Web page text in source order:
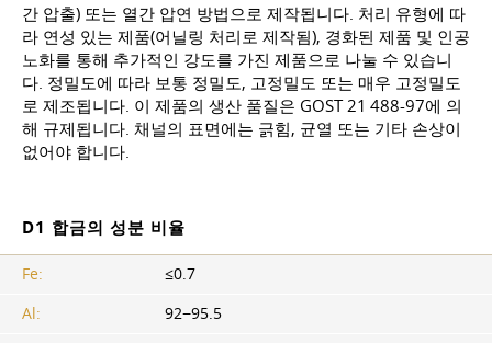
간 압출) 또는 열간 압연 방법으로 제작됩니다. 처리 유형에 따
라 연성 있는 제품(어닐링 처리로 제작됨), 경화된 제품 및 인공
노화를 통해 추가적인 강도를 가진 제품으로 나눌 수 있습니
다. 정밀도에 따라 보통 정밀도, 고정밀도 또는 매우 고정밀도
로 제조됩니다. 이 제품의 생산 품질은 GOST 21 488-97에 의
해 규제됩니다. 채널의 표면에는 긁힘, 균열 또는 기타 손상이
없어야 합니다.
D1 합금의 성분 비율
Fe:
≤0.7
Al:
92−95.5